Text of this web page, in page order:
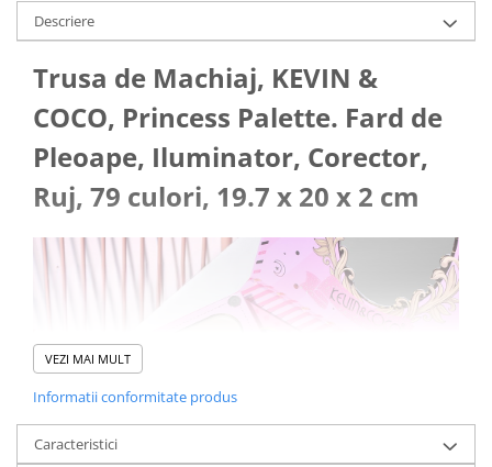
Articole pentru Copii
Articole diverse pentru copii
Covorase de joaca
Genti, Portofele, Penare
Ingrijire Unghii
Jucarii Creative
Jucarii pentru copii
Markere si Set Desen
Markere si Set Desen
Scaune de masa bebe
Articole Petrecere
Descriere
Trusa de Machiaj, KEVIN &
COCO, Princess Palette. Fard de
Pleoape, Iluminator, Corector,
Ruj, 79 culori, 19.7 x 20 x 2 cm
VEZI MAI MULT
Informatii conformitate produs
Caracteristici